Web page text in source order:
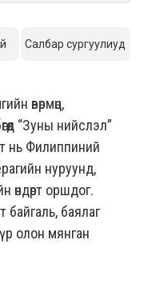
Салбар сургуулиуд
өвөрмөц,
“Зуны нийслэл”
нь Филиппиний
нуруунд,
оршдог.
байгаль, баялаг
бүр олон мянган